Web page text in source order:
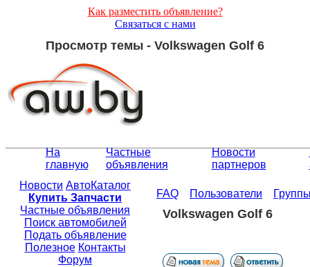
Как разместить объявление?
Связаться с нами
Просмотр темы - Volkswagen Golf 6
На
главную
Частные
объявления
Новости
партнеров
Новости АвтоКаталог
Купить Запчасти
Частные объявления
Поиск автомобилей
Подать объявление
Полезное Контакты
Форум
FAQ Пользователи
Volkswagen Golf 6